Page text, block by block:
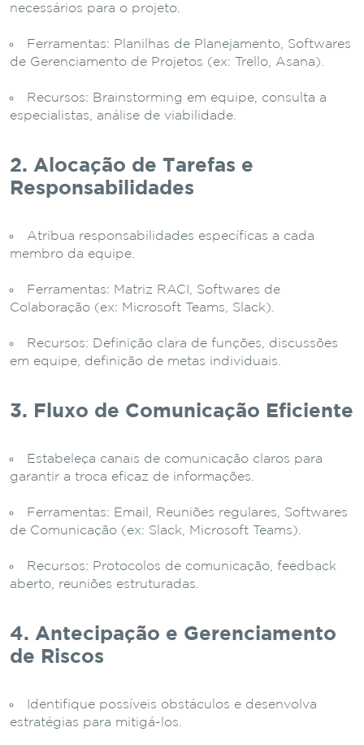
necessários para o projeto.
Ferramentas: Planilhas de Planejamento, Softwares
de Gerenciamento de Projetos (ex: Trello, Asana).
Recursos: Brainstorming em equipe, consulta a
especialistas, análise de viabilidade.
2. Alocação de Tarefas e
Responsabilidades
Atribua responsabilidades específicas a cada
membro da equipe.
Ferramentas: Matriz RACI, Softwares de
Colaboração (ex: Microsoft Teams, Slack).
Recursos: Definição clara de funções, discussões
em equipe, definição de metas individuais.
3. Fluxo de Comunicação Eficiente
Estabeleça canais de comunicação claros para
garantir a troca eficaz de informações.
Ferramentas: Email, Reuniões regulares, Softwares
de Comunicação (ex: Slack, Microsoft Teams).
Recursos: Protocolos de comunicação, feedback
aberto, reuniões estruturadas.
4. Antecipação e Gerenciamento
de Riscos
Identifique possíveis obstáculos e desenvolva
estratégias para mitigá-los.